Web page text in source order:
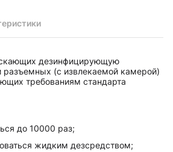
дезинфицирующую
разъемных (с извлекаемой камерой)
требованиям стандарта
до 10000 раз;
жидким дезсредством;